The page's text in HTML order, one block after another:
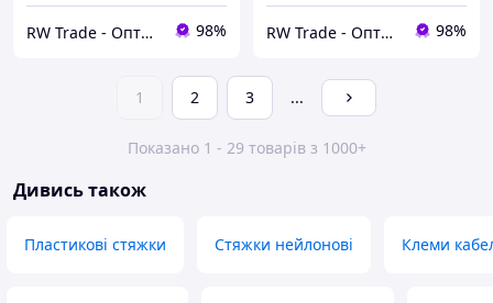
RW Trade - Оптово-роздрібний інтернет-магазин 98% RW Trade - Оптово-роздрібний інтернет-магазин 98%
1 2 3 ...
Показано 1 - 29 товарів з 1000+
Дивись також
Пластикові стяжки Стяжки нейлонові Клеми